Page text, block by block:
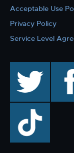
Acceptable Use
Privacy Policy
Service Level
TikTok